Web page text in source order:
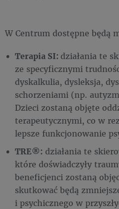
W Centrum dostępne będą
Terapia SI: działania te
ze specyficznymi
dyskalkulia, dysleksja,
schorzeniami (np.
Dzieci zostaną objęte
terapeutycznymi, co w
lepsze funkcjonowanie
TRE®: działania te
które doświadczyły
beneficjenci zostaną
skutkować będą
i psychicznego w